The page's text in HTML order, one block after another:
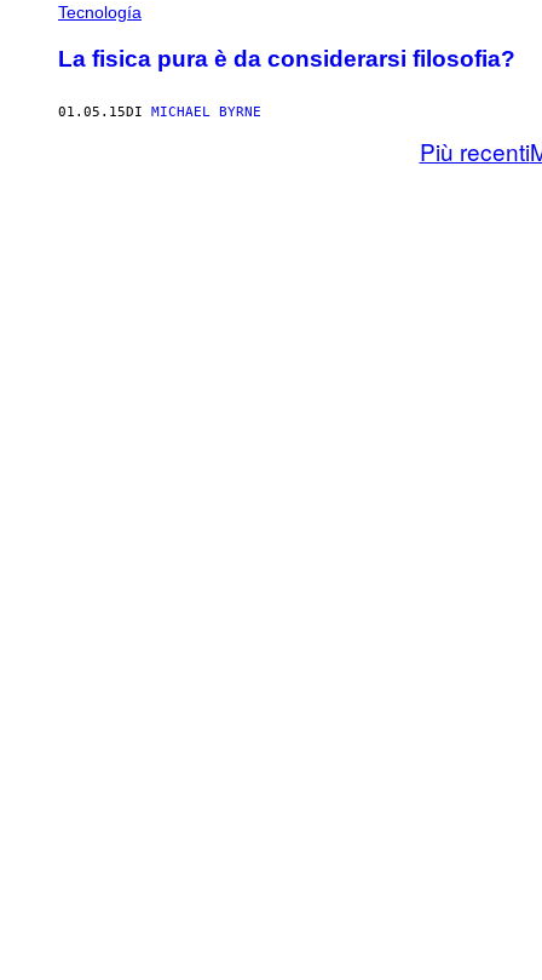
Tecnología
La fisica pura è da considerarsi filosofia?
01.05.15DI MICHAEL BYRNE
Più recenti